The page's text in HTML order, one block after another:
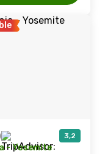
3,2
- Yosemite